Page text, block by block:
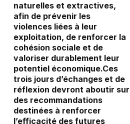
naturelles et extractives,
afin de prévenir les
violences liées à leur
exploitation, de renforcer la
cohésion sociale et de
valoriser durablement leur
potentiel économique.Ces
trois jours d’échanges et de
réflexion devront aboutir sur
des recommandations
destinées à renforcer
l’efficacité des futures